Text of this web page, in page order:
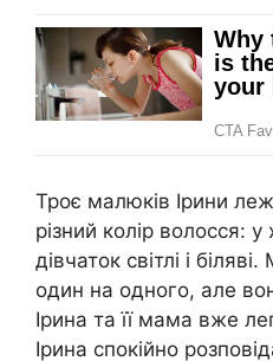
Троє малюків Ірини
різний колір волосся:
дівчаток світлі і
один на одного, але
Ірина та її мама вже
Ірина спокійно